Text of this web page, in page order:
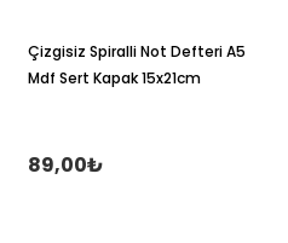
Çizgisiz Spiralli Not Defteri A5
Mdf Sert Kapak 15x21cm
89,00₺